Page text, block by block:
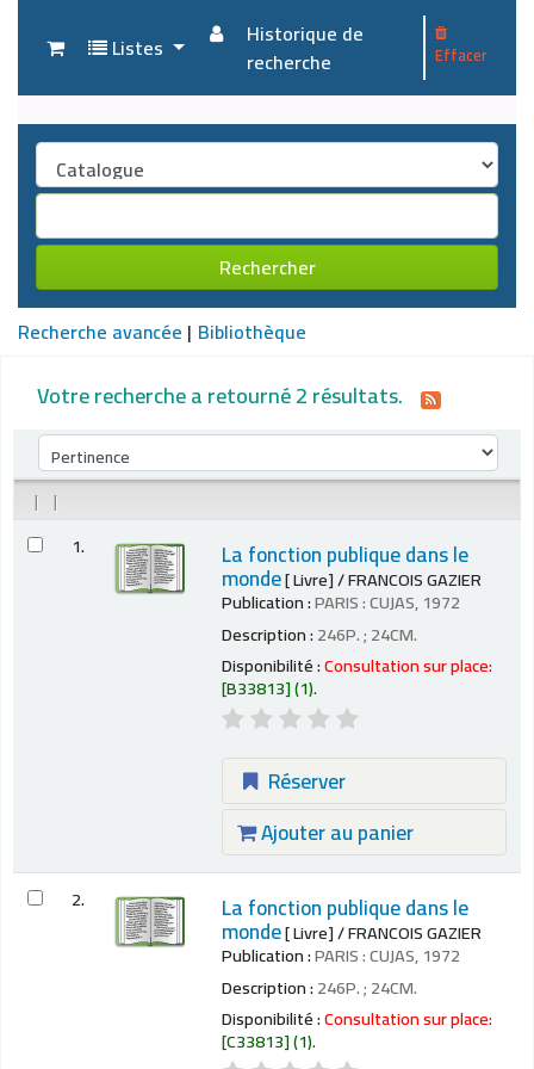
Listes
Historique de
recherche
Effacer
Rechercher
Recherche avancée Bibliothèque
Votre recherche a retourné 2 résultats.
Trier par :
| |
1.
La fonction publique dans le
monde[ Livre] / FRANCOIS GAZIER
Publication :PARIS : CUJAS, 1972
Description :246P. ; 24CM.
Disponibilité :Consultation sur place:
[B33813] (1).
Réserver
Ajouter au panier
2. La fonction publique dans le
monde[ Livre] / FRANCOIS GAZIER
Publication :PARIS : CUJAS, 1972
Description :246P. ; 24CM.
Disponibilité :Consultation sur place:
[C33813] (1).